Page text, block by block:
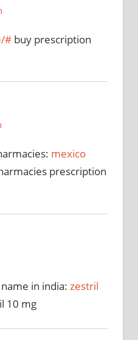
# buy prescription
mexico
prescription
in india: zestril
10 mg